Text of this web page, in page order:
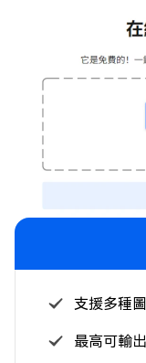
支援多種
最高可輸